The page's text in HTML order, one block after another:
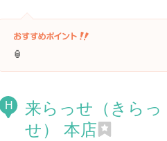
🏮
H
来らっせ（きらっ
せ） 本店